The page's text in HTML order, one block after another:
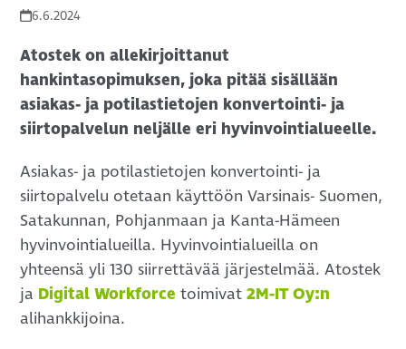
6.6.2024
Atostek on allekirjoittanut
hankintasopimuksen, joka pitää sisällään
asiakas- ja potilastietojen konvertointi- ja
siirtopalvelun neljälle eri hyvinvointialueelle.
Asiakas- ja potilastietojen konvertointi- ja
siirtopalvelu otetaan käyttöön Varsinais- Suomen,
Satakunnan, Pohjanmaan ja Kanta-Hämeen
hyvinvointialueilla. Hyvinvointialueilla on
yhteensä yli 130 siirrettävää järjestelmää. Atostek
ja Digital Workforce toimivat2M-IT Oy:n
alihankkijoina.